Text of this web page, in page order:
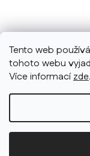
Tento web
tohoto webu
Více informacízde.